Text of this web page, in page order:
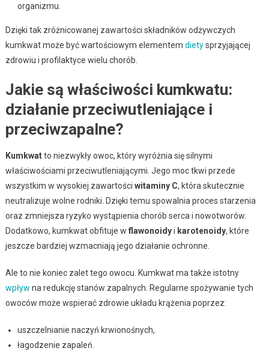
organizmu.
Dzięki tak zróżnicowanej zawartości składników odżywczych
kumkwat może być wartościowym elementem dietysprzyjającej
zdrowiu i profilaktyce wielu chorób.
Jakie są właściwości kumkwatu:
działanie przeciwutleniające i
przeciwzapalne?
Kumkwatto niezwykły owoc, który wyróżnia się silnymi
właściwościami przeciwutleniającymi. Jego moc tkwi przede
wszystkim w wysokiej zawartości witaminy C, która skutecznie
neutralizuje wolne rodniki. Dzięki temu spowalnia proces starzenia
oraz zmniejsza ryzyko wystąpienia chorób serca i nowotworów.
Dodatkowo, kumkwat obfituje w flawonoidyi karotenoidy, które
jeszcze bardziej wzmacniają jego działanie ochronne.
Ale to nie koniec zalet tego owocu. Kumkwat ma także istotny
wpływ na redukcję stanów zapalnych. Regularne spożywanie tych
owoców może wspierać zdrowie układu krążenia poprzez:
uszczelnianie naczyń krwionośnych,
łagodzenie zapaleń.